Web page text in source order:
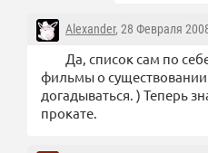
Alexander, 28 Февраля
Да, список сам по
фильмы о
догадываться. ) Теперь
прокате.